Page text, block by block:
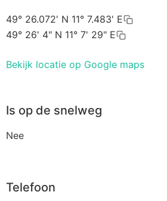
49° 26.072' N 11° 7.483' E
49° 26' 4" N 11° 7' 29" E
Bekijk locatie op Google maps
Is op de snelweg
Nee
Telefoon